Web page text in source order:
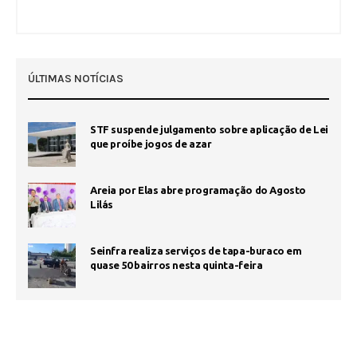
ÚLTIMAS NOTÍCIAS
STF suspende julgamento sobre aplicação de Lei
que proíbe jogos de azar
Areia por Elas abre programação do Agosto
Lilás
Seinfra realiza serviços de tapa-buraco em
quase 50 bairros nesta quinta-feira